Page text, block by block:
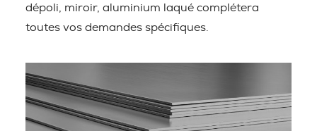
dépoli, miroir, aluminium laqué complétera
toutes vos demandes spécifiques.